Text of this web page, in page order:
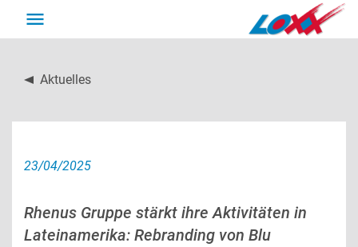
DE
Truck transport
Transport related warehousing
About us
Apprenticeship
Aktuelles
23/04/2025
Rhenus Gruppe stärkt ihre Aktivitäten in
Lateinamerika: Rebranding von Blu